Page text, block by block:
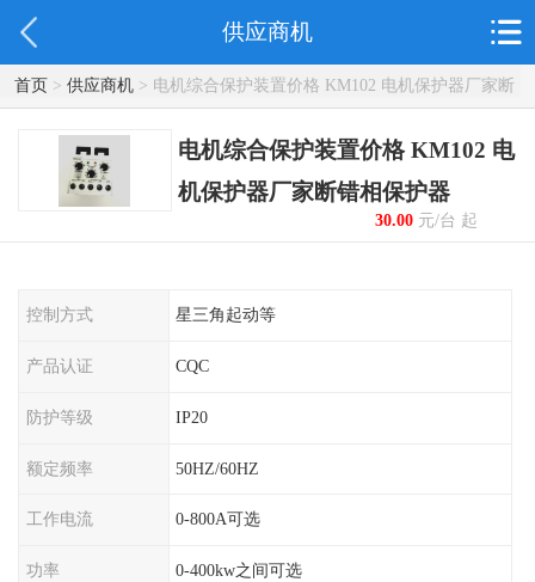
供应商机
首页> 供应商机> 电机综合保护装置价格 KM102 电机保护器厂家断
错相保护器
电机综合保护装置价格 KM102 电
机保护器厂家断错相保护器
30.00元/台 起
控制方式 星三角起动等
产品认证 CQC
防护等级 IP20
额定频率 50HZ/60HZ
工作电流 0-800A可选
功率 0-400kw之间可选